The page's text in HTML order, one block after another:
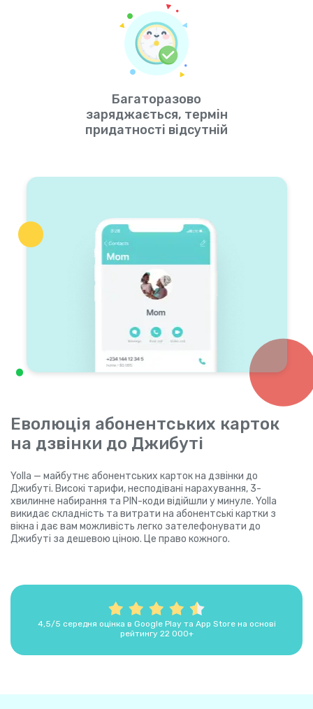
Багаторазово
заряджається, термін
придатності відсутній
Еволюція абонентських карток
на дзвінки до Джибуті
Yolla — майбутнє абонентських карток на дзвінки до
Джибуті. Високі тарифи, несподівані нарахування, 3-
хвилинне набирання та PIN-коди відійшли у минуле. Yolla
викидає складність та витрати на абонентські картки з
вікна і дає вам можливість легко зателефонувати до
Джибуті за дешевою ціною. Це право кожного.
4,5/5 середня оцінка в Google Play та App Store на основі
рейтингу 22 000+